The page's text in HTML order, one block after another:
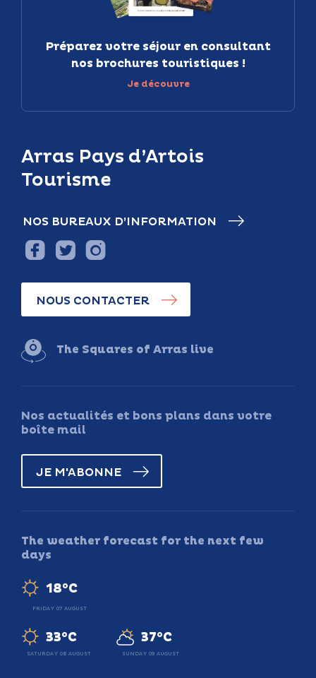
Arras Pays d’Artois
Tourisme
NOS BUREAUX D’INFORMATION
NOUS CONTACTER
The Squares of Arras live
Nos actualités et bons plans dans votre
boîte mail
JE M'ABONNE
The weather forecast for the next few
days
18°C
FRIDAY 07 AUGUST
33°C
SATURDAY 08 AUGUST
37°C
SUNDAY 09 AUGUST
Préparez votre séjour en consultant
nos brochures touristiques !
Je découvre